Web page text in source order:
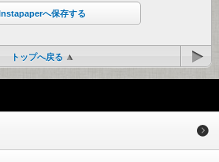
Instapaperへ保存する
トップへ戻る